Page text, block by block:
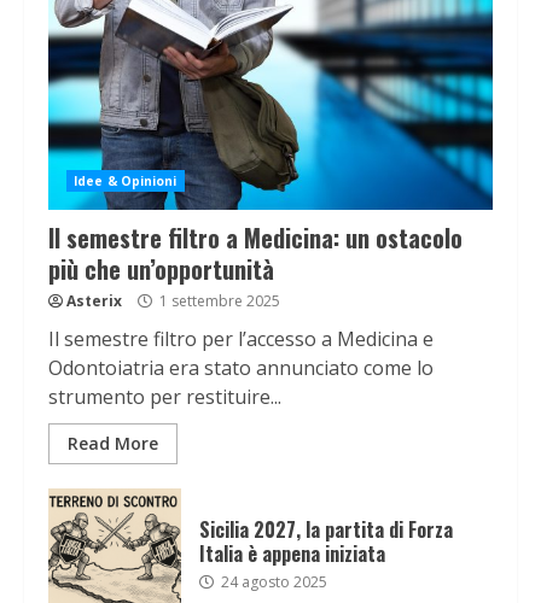
Idee & Opinioni
Il semestre filtro a Medicina: un ostacolo
più che un’opportunità
Asterix 1 settembre 2025
Il semestre filtro per l’accesso a Medicina e
Odontoiatria era stato annunciato come lo
strumento per restituire...
Read More
Sicilia 2027, la partita di Forza
Italia è appena iniziata
24 agosto 2025